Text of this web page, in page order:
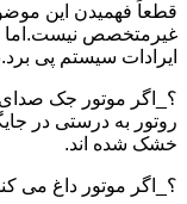
قطعاً فهمیدن این
غیرمتخصص نیست.اما
ایرادات سیستم پی
؟_اگر موتور جک صدای
روتور به درستی در
خشک شده اند.
؟_اگر موتور داغ می